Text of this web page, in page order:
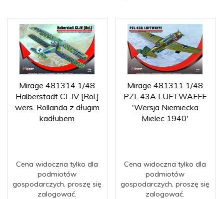
Mirage 481314 1/48
Halberstadt CL.IV [Rol.]
wers. Rollanda z długim
kadłubem
Cena widoczna tylko dla
podmiotów
gospodarczych, proszę się
zalogować.
Mirage 481311 1/48
PZL.43A LUFTWAFFE
'Wersja Niemiecka
Mielec 1940'
Cena widoczna tylko dla
podmiotów
gospodarczych, proszę się
zalogować.